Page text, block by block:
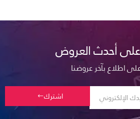
أحدث العروض
اطلاع بآخر عروضنا
اشترك